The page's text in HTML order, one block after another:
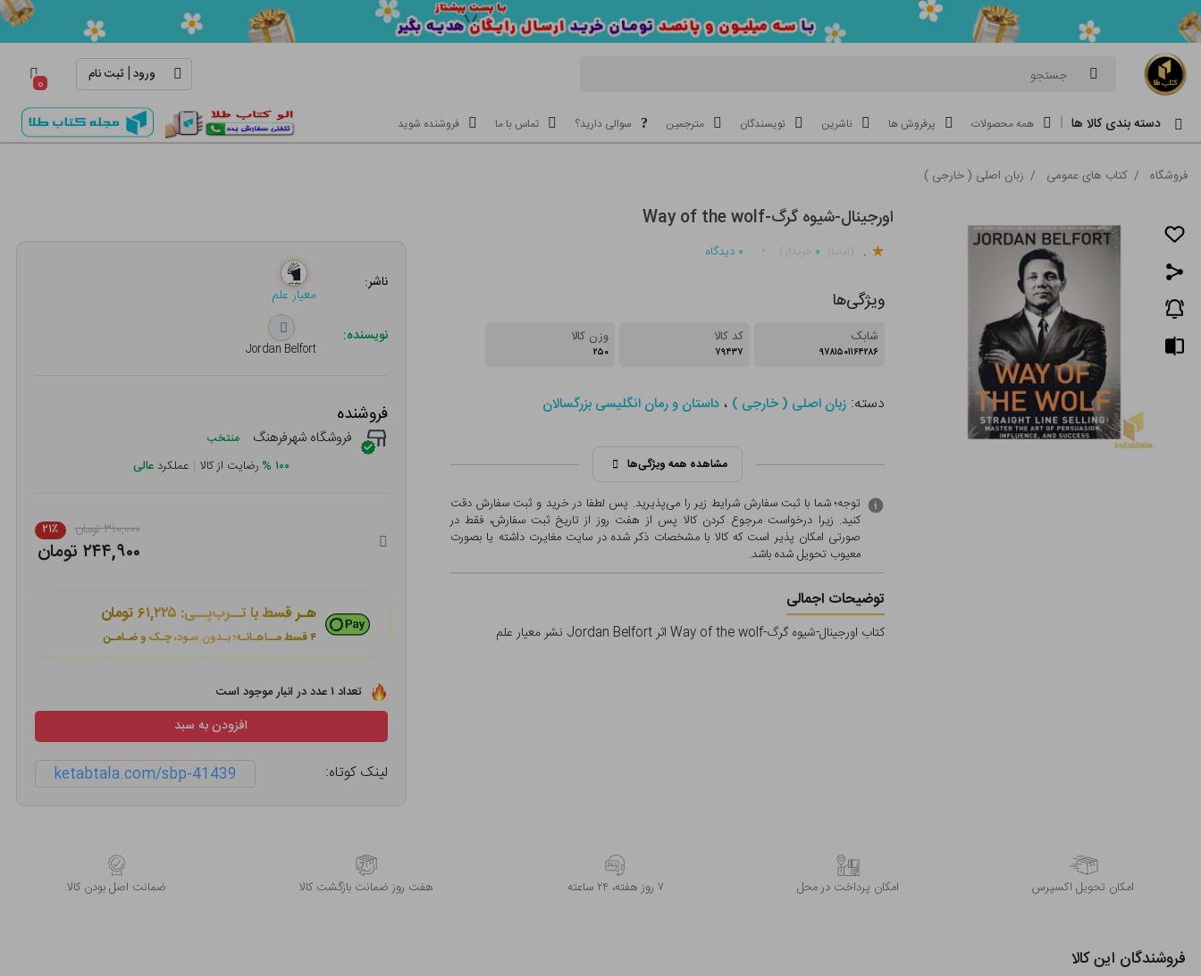
جستجو ورود| ثبت نام ۰
دسته بندی کالا ها همه محصولات پرفروش ها ناشرین نویسندگان مترجمین سوالی دارید؟ تماس با ما فروشنده شوید
فروشگاه / کتاب های عمومی / زبان اصلی ( خارجی )
اورجینال-شیوه گرگ-Way of the wolf
. ۰ ۰ دیدگاه
ویژگی‌ها
شابک
۹۷۸۱۵۰۱۱۶۴۲۸۶
کد کالا
۷۹۴۳۷
وزن کالا
۲۵۰
دسته: زبان اصلی ( خارجی ) ، داستان و رمان انگلیسی بزرگسالان
مشاهده همه ویژگی‌ها
توجه؛ شما با ثبت سفارش شرایط زیر را می‌پذیرید. پس لطفا در خرید و ثبت سفارش دقت
کنید. زیرا درخواست مرجوع کردن کالا پس از هفت روز از تاریخ ثبت سفارش، فقط در
صورتی امکان پذیر است که کالا با مشخصات ذکر شده در سایت مغایرت داشته یا بصورت
معيوب تحویل شده باشد.
توضیحات اجمالی
کتاب اورجینال-شیوه گرگ-Way of the wolf اثر Jordan Belfort نشر معیار علم
ناشر:
معیار علم
نویسنده:
Jordan Belfort
فروشنده
فروشگاه شهرفرهنگ منتخب
۱۰۰ % رضایت از کالا | عملکرد عالی
۳۱۰,۰۰۰ تومان ۲۱٪
۲۴۴,۹۰۰ تومان
هـر قسط با تــرب‌پــی: ۶۱,۲۲۵ تومان
۴ قسط مــاهـانـه؛ بـدون سـود، چـک و ضـامـن
تعداد ۱ عدد در انبار موجود است
افزودن به سبد
لینک کوتاه: ketabtala.com/sbp-41439
اﻣﮑﺎن ﺗﺤﻮﯾﻞ اﮐﺴﭙﺮس امکان پرداخت در محل ۷ روز ﻫﻔﺘﻪ، ۲۴ ﺳﺎﻋﺘﻪ هفت روز ضمانت بازگشت کالا ﺿﻤﺎﻧﺖ اﺻﻞ ﺑﻮدن ﮐﺎﻟﺎ
فروشندگان این کالا